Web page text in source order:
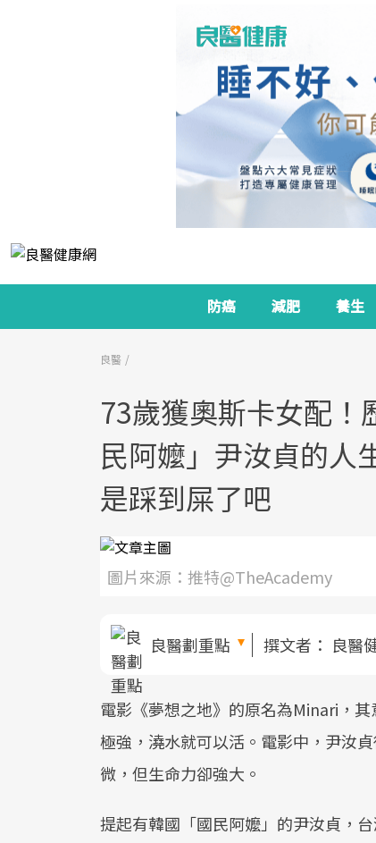
防癌 減肥 養生
良醫
73歲獲奧斯卡女配！
民阿嬤」尹汝貞的人
是踩到屎了吧
圖片來源：推特@TheAcademy
良醫劃重點 撰文者： 良醫
電影《夢想之地》的原名為Minari，
極強，澆水就可以活。電影中，尹汝
微，但生命力卻強大。
提起有韓國「國民阿嬤」的尹汝貞，